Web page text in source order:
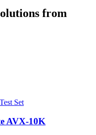
from
AVX-10K